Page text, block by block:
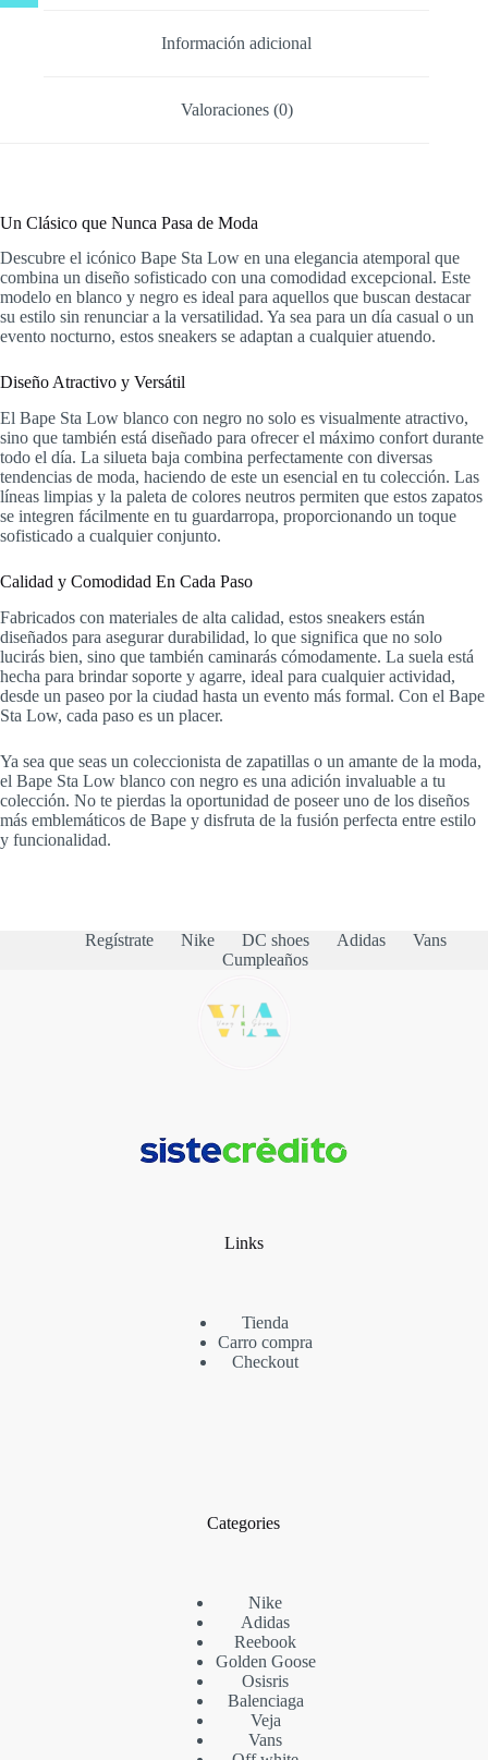
Información adicional
Valoraciones (0)
Un Clásico que Nunca Pasa de Moda
Descubre el icónico Bape Sta Low en una elegancia atemporal que
combina un diseño sofisticado con una comodidad excepcional. Este
modelo en blanco y negro es ideal para aquellos que buscan destacar
su estilo sin renunciar a la versatilidad. Ya sea para un día casual o un
evento nocturno, estos sneakers se adaptan a cualquier atuendo.
Diseño Atractivo y Versátil
El Bape Sta Low blanco con negro no solo es visualmente atractivo,
sino que también está diseñado para ofrecer el máximo confort durante
todo el día. La silueta baja combina perfectamente con diversas
tendencias de moda, haciendo de este un esencial en tu colección. Las
líneas limpias y la paleta de colores neutros permiten que estos zapatos
se integren fácilmente en tu guardarropa, proporcionando un toque
sofisticado a cualquier conjunto.
Calidad y Comodidad En Cada Paso
Fabricados con materiales de alta calidad, estos sneakers están
diseñados para asegurar durabilidad, lo que significa que no solo
lucirás bien, sino que también caminarás cómodamente. La suela está
hecha para brindar soporte y agarre, ideal para cualquier actividad,
desde un paseo por la ciudad hasta un evento más formal. Con el Bape
Sta Low, cada paso es un placer.
Ya sea que seas un coleccionista de zapatillas o un amante de la moda,
el Bape Sta Low blanco con negro es una adición invaluable a tu
colección. No te pierdas la oportunidad de poseer uno de los diseños
más emblemáticos de Bape y disfruta de la fusión perfecta entre estilo
y funcionalidad.
Regístrate Nike DC shoes Adidas
Vans
Cumpleaños
Links
Tienda
Carro compra
Checkout
Categories
Nike
Adidas
Reebook
Golden Goose
Osisris
Balenciaga
Veja
Vans